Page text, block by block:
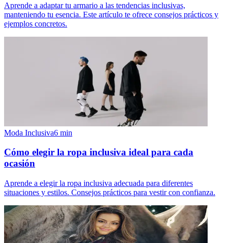
Aprende a adaptar tu armario a las tendencias inclusivas,
manteniendo tu esencia. Este artículo te ofrece consejos prácticos y
ejemplos concretos.
Moda Inclusiva6 min
Cómo elegir la ropa inclusiva ideal para cada
ocasión
Aprende a elegir la ropa inclusiva adecuada para diferentes
situaciones y estilos. Consejos prácticos para vestir con confianza.